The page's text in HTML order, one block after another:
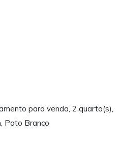
para venda, 2 quarto(s),
Pato Branco